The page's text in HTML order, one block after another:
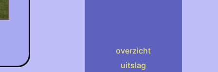
overzicht
uitslag